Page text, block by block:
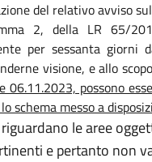
del relativo avviso sul
2, della LR 65/
per sessanta
visione, e allo
possono
schema messo a
le aree
e pertanto non